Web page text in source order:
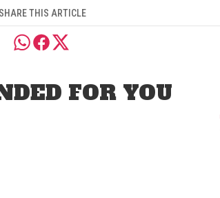
SHARE THIS ARTICLE
FOR YOU